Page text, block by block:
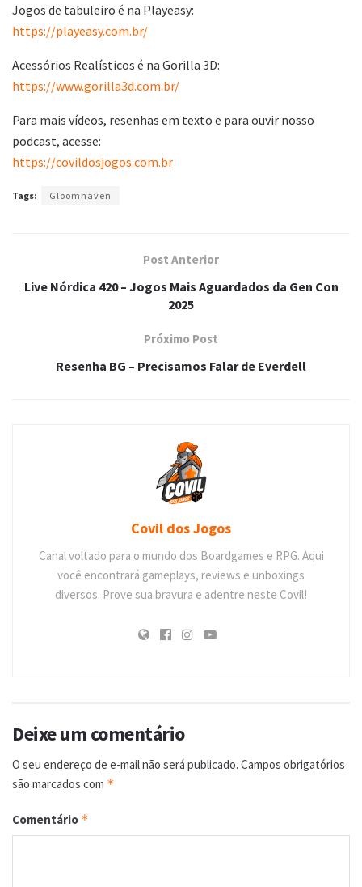
Jogos de tabuleiro é na Playeasy:
https://playeasy.com.br/
Acessórios Realísticos é na Gorilla 3D:
https://www.gorilla3d.com.br/
Para mais vídeos, resenhas em texto e para ouvir nosso
podcast, acesse:
https://covildosjogos.com.br
Tags: Gloomhaven
Post Anterior
Live Nórdica 420 – Jogos Mais Aguardados da Gen Con
2025
Próximo Post
Resenha BG – Precisamos Falar de Everdell
Covil dos Jogos
Canal voltado para o mundo dos Boardgames e RPG. Aqui
você encontrará gameplays, reviews e unboxings
diversos. Prove sua bravura e adentre neste Covil!
Deixe um comentário
O seu endereço de e-mail não será publicado. Campos obrigatórios
são marcados com *
Comentário *